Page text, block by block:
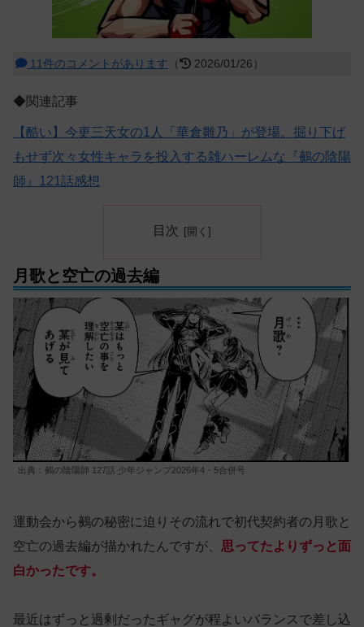
11件のコメントがあります （ 2026/01/26）
◆関連記事
【酷い】今更三天女の1人「華倉雛乃」が登場。掘り下げ
もせず次々女性キャラを投入する雑ハーレムな『鵺の陰陽
師』121話感想
目次
月歌と空亡の過去編
出典：鵺の陰陽師 127話 少年ジャンプ2026年4・5合併号
運動会から鵺の秘密に迫りその流れで初代契約者の月歌と
空亡の過去編が描かれたんですが、 思ってたよりずっと面
白かったです。
最近はずっと過剰だったギャグが程よいバランスで差し込